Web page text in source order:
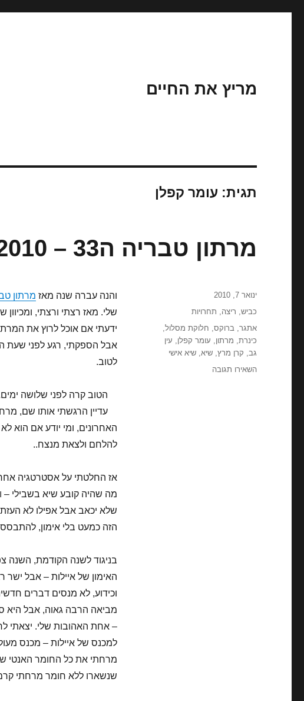
מריץ את החיים
תגית: עומר קפלן
מרתון טבריה ה33 – 2010 – מזל ושיא אישי :)
והנה עברה שנה מאז מרתון
שלי. מאז רצתי ורצתי, ומכיוון
ידעתי אם אוכל לרוץ את
אבל הספקתי, רגע לפני שעת
לטוב.
הטוב קרה לפני שלושה
עדיין הרגשתי אותו שם,
האחרונים, ומי יודע אם הוא
להלחם ולצאת מנצח..
מה שהיה קובע שיא בשבילי –
שלא יכאב אבל אפילו לא
הזה כמעט בלי אימון,
בניגוד לשנה הקודמת, השנה
האימון של איילות – אבל ישר
וכידוע, לא מנסים דברים
מביאה הרבה גאוה, אבל היא
– אחת האהובות שלי. יצאתי
למכנס של איילות – מכנס
מרחתי את כל החומר האנטי
שנשארו ללא חומר מרחתי
פורסם
ינואר 7, 2010
קטגוריות
כביש, ריצה, תחרויות
תגיות
אתגר,ברוקס, חלוקת מסלול,
כינרת, מרתון, עומר קפלן, עין
גב, קרן מרץ,שיא,שיא אישי
השאירו תגובה